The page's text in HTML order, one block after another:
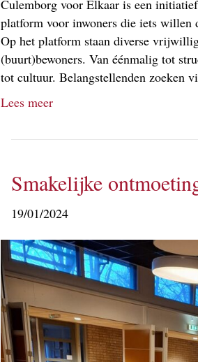
Culemborg voor Elkaar is een
platform voor inwoners die iets willen
Op het platform staan diverse
(buurt)bewoners. Van éénmalig tot
tot cultuur. Belangstellenden zoeken
Lees meer
Smakelijke
19/01/2024